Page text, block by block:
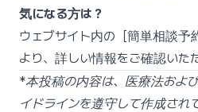
気になる方は？
ウェブサイト内の［簡単相談予
より、詳しい情報をご確認いた
*本投稿の内容は、医療法およ
イドラインを遵守して作成され